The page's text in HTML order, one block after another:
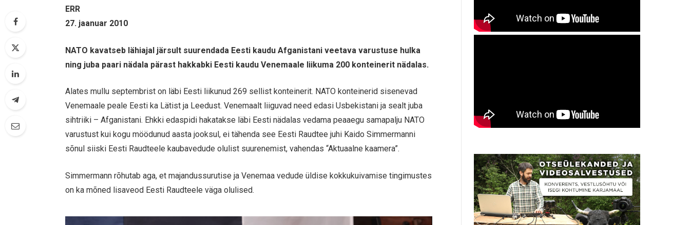
ERR
27. jaanuar 2010
NATO kavatseb lähiajal järsult suurendada Eesti kaudu Afganistani veetava varustuse hulka
ning juba paari nädala pärast hakkabki Eesti kaudu Venemaale liikuma 200 konteinerit nädalas.
Alates mullu septembrist on läbi Eesti liikunud 269 sellist konteinerit. NATO konteinerid sisenevad
Venemaale peale Eesti ka Lätist ja Leedust. Venemaalt liiguvad need edasi Usbekistani ja sealt juba
sihtriiki – Afganistani. Ehkki edaspidi hakatakse läbi Eesti nädalas vedama peaaegu samapalju NATO
varustust kui kogu möödunud aasta jooksul, ei tähenda see Eesti Raudtee juhi Kaido Simmermanni
sõnul siiski Eesti Raudteele kaubavedude olulist suurenemist, vahendas “Aktuaalne kaamera”.
Simmermann rõhutab aga, et majandussurutise ja Venemaa vedude üldise kokkukuivamise tingimustes
on ka mõned lisaveod Eesti Raudteele väga olulised.